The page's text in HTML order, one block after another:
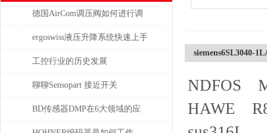
德国AirCom调压阀如何进行调
压，一分钟了解！
ergoswiss液压升降系统快速上手
指南
工控行业的历史发展
聊聊Sensopart 接近开关
BD传感器DMP在6大领域的应
siemens6SL3040-
NDFOS
HAWE